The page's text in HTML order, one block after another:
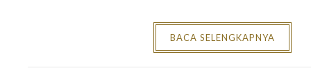
BACA SELENGKAPNYA